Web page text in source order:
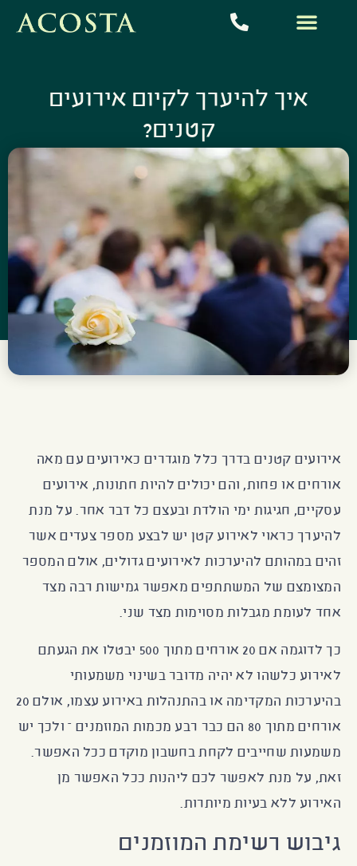
איך להיערך לקיום אירועים
קטנים?
אירועים קטנים בדרך כלל מוגדרים כאירועים עם מאה
אורחים או פחות, והם יכולים להיות חתונות, אירועים
עסקיים, חגיגות ימי הולדת ובעצם כל דבר אחר. על מנת
להיערך כראוי לאירוע קטן יש לבצע מספר צעדים אשר
זהים במהותם להיערכות לאירועים גדולים, אולם המספר
המצומצם של המשתתפים מאפשר גמישות רבה מצד
אחד לעומת מגבלות מסוימות מצד שני.
כך לדוגמה אם 20 אורחים מתוך 500 יבטלו את הגעתם
לאירוע כלשהו לא יהיה מדובר בשינוי משמעותי
בהיערכות המקדימה או בהתנהלות באירוע עצמו, אולם 20
אורחים מתוך 80 הם כבר רבע מכמות המוזמנים – ולכך יש
משמעות שחייבים לקחת בחשבון מוקדם ככל האפשר.
זאת, על מנת לאפשר לכם ליהנות ככל האפשר מן
האירוע ללא בעיות מיותרות.
גיבוש רשימת המוזמנים